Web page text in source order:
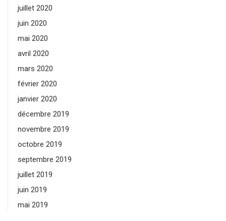
juillet 2020
juin 2020
mai 2020
avril 2020
mars 2020
février 2020
janvier 2020
décembre 2019
novembre 2019
octobre 2019
septembre 2019
juillet 2019
juin 2019
mai 2019